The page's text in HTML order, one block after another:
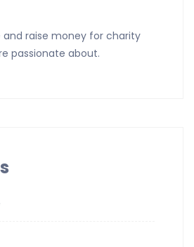
and raise money for charity
passionate about.